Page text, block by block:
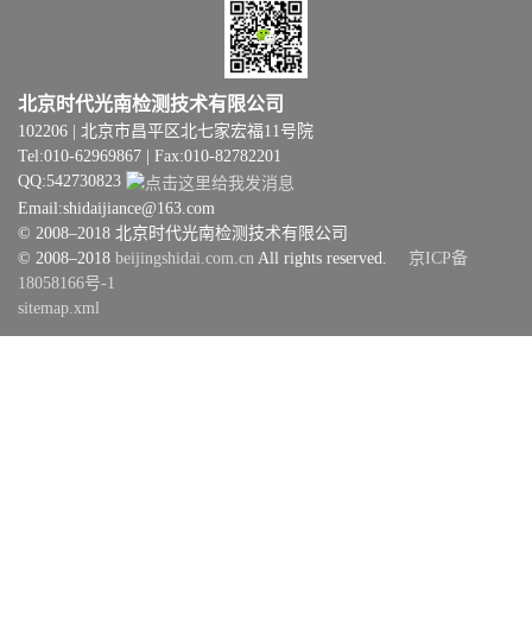
北京时代光南检测技术有限公司
102206 | 北京市昌平区北七家宏福11号院
Tel:010-62969867 | Fax:010-82782201
QQ:542730823
Email:shidaijiance@163.com
© 2008–2018 北京时代光南检测技术有限公司
© 2008–2018 beijingshidai.com.cn All rights reserved. 京ICP备
18058166号-1
sitemap.xml